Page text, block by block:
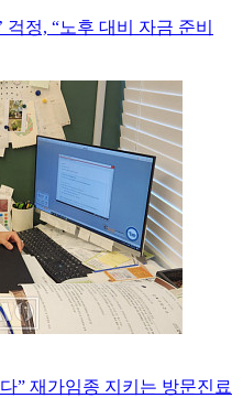
걱정, “노후 대비 자금 준비
” 재가임종 지키는 방문진료